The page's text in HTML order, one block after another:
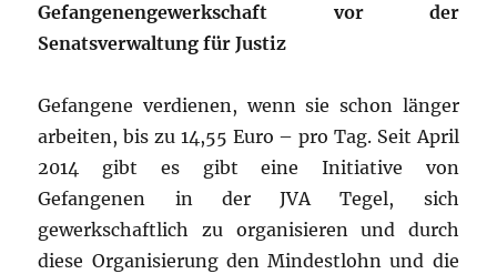
Gefangenengewerkschaft vor der
Senatsverwaltung für Justiz
Gefangene verdienen, wenn sie schon länger
arbeiten, bis zu 14,55 Euro – pro Tag. Seit April
2014 gibt es gibt eine Initiative von
Gefangenen in der JVA Tegel, sich
gewerkschaftlich zu organisieren und durch
diese Organisierung den Mindestlohn und die